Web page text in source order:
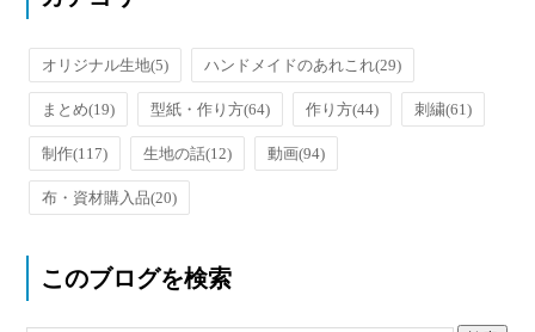
オリジナル生地(5) ハンドメイドのあれこれ(29)
まとめ(19) 型紙・作り方(64) 作り方(44) 刺繍(61)
制作(117) 生地の話(12) 動画(94)
布・資材購入品(20)
このブログを検索